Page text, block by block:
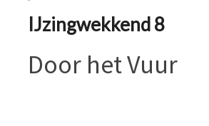
IJzingwekkend 8
Door het Vuur